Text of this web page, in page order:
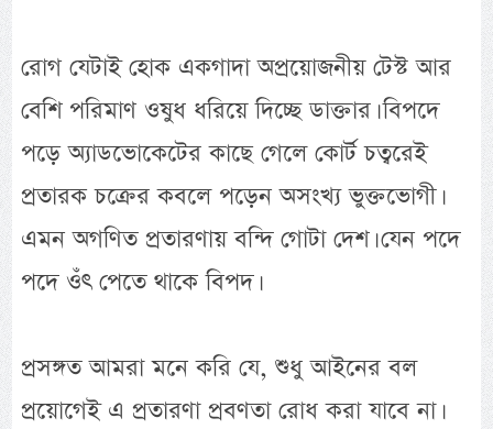
রোগ যেটাই হোক একগাদা অপ্রয়োজনীয় টেস্ট আর
বেশি পরিমাণ ওষুধ ধরিয়ে দিচ্ছে ডাক্তার। বিপদে
পড়ে অ্যাডভোকেটের কাছে গেলে কোর্ট চত্বরেই
প্রতারক চক্রের কবলে পড়েন অসংখ্য ভুক্তভোগী।
এমন অগণিত প্রতারণায় বন্দি গোটা দেশ। যেন পদে
পদে ওঁৎ পেতে থাকে বিপদ।
প্রসঙ্গত আমরা মনে করি যে, শুধু আইনের বল
প্রয়োগেই এ প্রতারণা প্রবণতা রোধ করা যাবে না।